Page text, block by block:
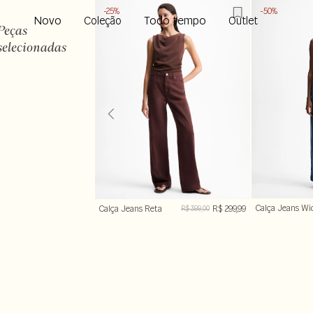
Novo Coleção Todo tempo Outlet
-25%
Calça Jeans Reta
R$ 399,00 R$ 299,99
-50%
Calça Jeans